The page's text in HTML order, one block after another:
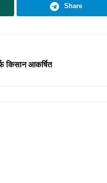
Share
किसान आकर्षित